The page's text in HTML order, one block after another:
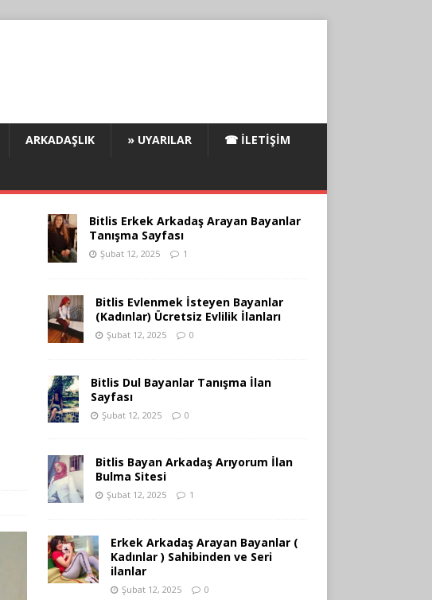
ARKADAŞLIK » UYARILAR ☎ İLETIŞIM
Bitlis Erkek Arkadaş Arayan Bayanlar
Tanışma Sayfası
Şubat 12, 2025 1
Bitlis Evlenmek İsteyen Bayanlar
(Kadınlar) Ücretsiz Evlilik İlanları
Şubat 12, 2025 0
Bitlis Dul Bayanlar Tanışma İlan
Sayfası
Şubat 12, 2025 0
Bitlis Bayan Arkadaş Arıyorum İlan
Bulma Sitesi
Şubat 12, 2025 1
Erkek Arkadaş Arayan Bayanlar (
Kadınlar ) Sahibinden ve Seri
ilanlar
Şubat 12, 2025 0